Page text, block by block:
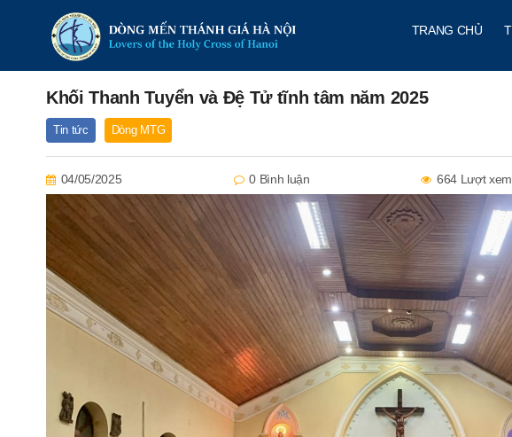
TRANG CHỦ
Khối Thanh Tuyển và Đệ Tử tĩnh tâm năm 2025
Tin tức Dòng MTG
04/05/2025 0 Bình luận 664 Lượt xem